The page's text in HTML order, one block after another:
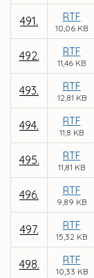
491. RTF
10,06 KB
492. RTF
11,46 KB
493. RTF
12,81 KB
494. RTF
11,8 KB
495. RTF
11,81 KB
496. RTF
9,89 KB
497. RTF
15,32 KB
498. RTF
10,33 KB